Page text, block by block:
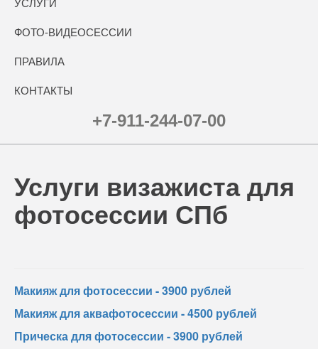
УСЛУГИ
ФОТО-ВИДЕОСЕССИИ
ПРАВИЛА
КОНТАКТЫ
+7-911-244-07-00
Услуги визажиста для
фотосессии СПб
Макияж для фотосессии - 3900 рублей
Макияж для аквафотосессии - 4500 рублей
Прическа для фотосессии - 3900 рублей